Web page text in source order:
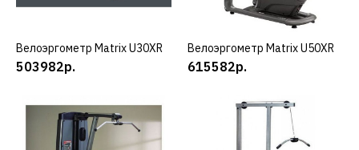
КУПИТЬ
ДОБАВИТЬ К СРАВНЕНИЮ
ДОБАВИТЬ В ПОЖЕЛАНИЯ
Велоэргометр Matrix
КУПИТЬ
Велоэргометр Matrix U30XR
503982р.
КУПИТЬ
Велоэргометр Matrix U50XR
615582р.